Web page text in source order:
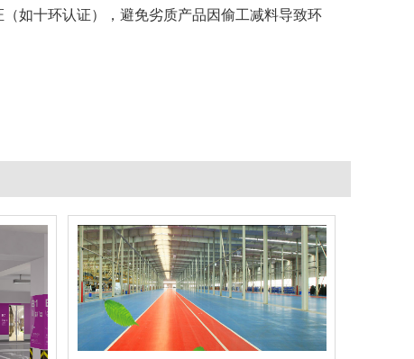
如十环认证），避免劣质产品因偷工减料导致环
聚氨酯超耐磨环氧地坪
聚氨酯地坪
查看详情
立即询问